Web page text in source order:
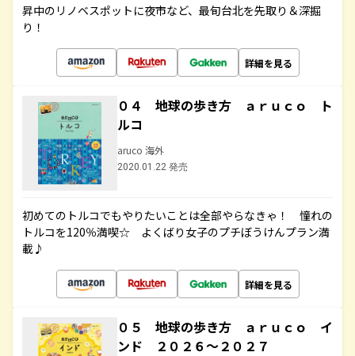
昇中のリノベスポットに夜市など、最旬台北を先取り＆深掘
り！
詳細を見る
０４ 地球の歩き方 ａｒｕｃｏ ト
ルコ
aruco 海外
2020.01.22 発売
初めてのトルコでもやりたいことは全部やらなきゃ！ 憧れの
トルコを120％満喫☆ よくばり女子のプチぼうけんプラン満
載♪
詳細を見る
０５ 地球の歩き方 ａｒｕｃｏ イ
ンド ２０２６～２０２７